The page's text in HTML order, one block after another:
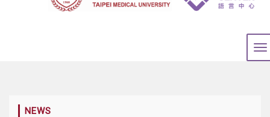
NEWS